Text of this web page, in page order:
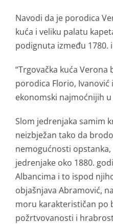
Navodi da je porodica
kuća i veliku palatu
podignuta između 1780.
“Trgovačka kuća
porodica Florio, Ivanović
ekonomski najmoćnijih
Slom jedrenjaka samim
neizbježan tako da
nemogućnosti
jedrenjake oko 1880.
Albancima i to ispod
objašnjava Abramović,
moru karakterističan po
požrtvovanosti i